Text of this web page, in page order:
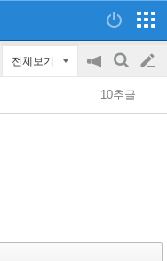
전체보기
공
지
on/off
검
색
글
쓰
10추글